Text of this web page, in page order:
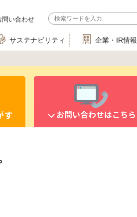
問い合わせ
サステナビリティ 企業・IR情報
す お問い合わせはこちら